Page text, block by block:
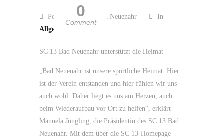
0
Comment
Posted by SC 13 Bad Neuenahr
In
Allgemein
SC 13 Bad Neuenahr unterstützt die Heimat
„Bad Neuenahr ist unsere sportliche Heimat. Hier
ist der Verein entstanden und hier fühlen wir uns
auch wohl. Daher liegt es uns am Herzen, auch
beim Wiederaufbau vor Ort zu helfen“, erklärt
Manuela Jüngling, die Präsidentin des SC 13 Bad
Neuenahr. Mit dem über die SC 13-Homepage